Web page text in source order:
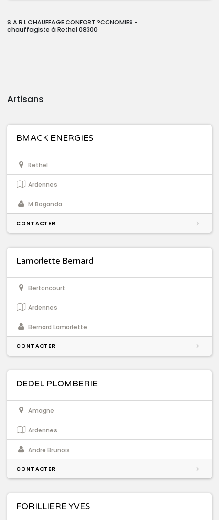
S A R L CHAUFFAGE CONFORT ?CONOMIES -
chauffagiste à Rethel 08300
Artisans
BMACK ENERGIES
Rethel
Ardennes
M Boganda
CONTACTER
Lamorlette Bernard
Bertoncourt
Ardennes
Bernard Lamorlette
CONTACTER
DEDEL PLOMBERIE
Amagne
Ardennes
Andre Brunois
CONTACTER
FORILLIERE YVES